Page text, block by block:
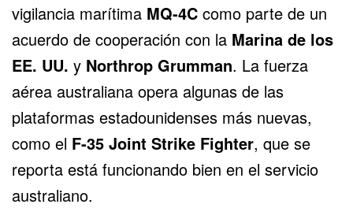
vigilancia marítima MQ-4C como parte de un
acuerdo de cooperación con la Marina de los
EE. UU. y Northrop Grumman. La fuerza
aérea australiana opera algunas de las
plataformas estadounidenses más nuevas,
como el F-35 Joint Strike Fighter, que se
reporta está funcionando bien en el servicio
australiano.